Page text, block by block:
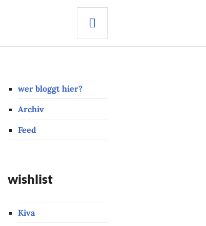
wer bloggt hier?
Archiv
Feed
wishlist
Kiva